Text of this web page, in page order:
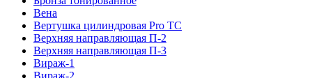
Вена
Вертушка цилиндровая Pro TC
Верхняя направляющая П-2
Верхняя направляющая П-3
Вираж-1
Вираж-2